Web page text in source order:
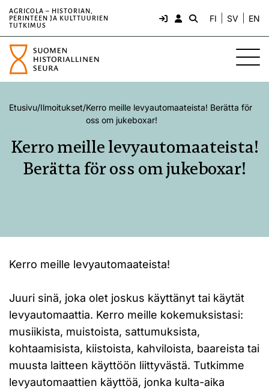
AGRICOLA – HISTORIAN,
PERINTEEN JA KULTTUURIEN
TUTKIMUS
FI SV EN
Etusivu/Ilmoitukset/Kerro meille levyautomaateista! Berätta för
oss om jukeboxar!
Kerro meille levyautomaateista!
Berätta för oss om jukeboxar!
Kerro meille levyautomaateista!
Juuri sinä, joka olet joskus käyttänyt tai käytät
levyautomaattia. Kerro meille kokemuksistasi:
musiikista, muistoista, sattumuksista,
kohtaamisista, kiistoista, kahviloista, baareista tai
muusta laitteen käyttöön liittyvästä. Tutkimme
levyautomaattien käyttöä, jonka kulta-aika